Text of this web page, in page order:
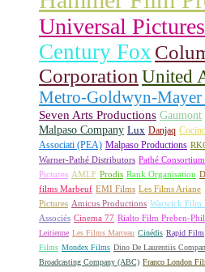
Universal Pictures
Century Fox
Corporation United
Metro-Goldwyn-
Seven Arts Productions Gaumont
Malpaso Company Lux Danjaq
Associati (PEA) Malpaso Productions
Warner-Pathé Distributors Pathé
Pictures AMLF Prodis Rank Organisation
films Marbeuf EMI Films Les Films Ariane
Pictures Amicus Productions Warwick Film
Associés Cinema 77 Rialto Film Preben-
Leitienne Les Films Marceau Cinédis Rapid Film
Films Mondex Films Dino De Laurentiis
Broadcasting Company (ABC) Franco London